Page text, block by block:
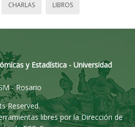
CHARLAS LIBROS
y Estadística - Universidad
- Rosario
Reserved.
libres por la Dirección de